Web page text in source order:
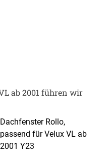
ab 2001 führen wir
Dachfenster Rollo,
passend für Velux VL ab
2001 Y23